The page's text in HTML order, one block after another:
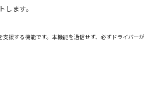
ます。
援する機能です。本機能を過信せず、必ずドライバーが